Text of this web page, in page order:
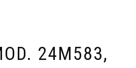
24M583,